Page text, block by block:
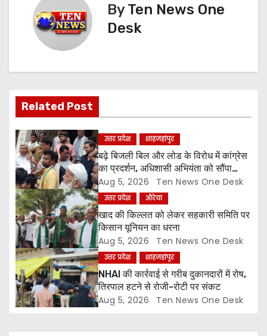
v
i
g
a
t
i
o
n
ByTen News One
Desk
Related Post
उत्तर प्रदेश शाहजहांपुर
बढ़े बिजली बिल और लोड के विरोध में कांग्रेस
का प्रदर्शन, अधिशासी अभियंता को सौंपा
ज्ञापन
Aug 5, 2026 Ten News One Desk
उत्तर प्रदेश औरेया
खाद की किल्लत को लेकर सहकारी समिति पर
किसान यूनियन का धरना
Aug 5, 2026 Ten News One Desk
उत्तर प्रदेश शाहजहांपुर
NHAI की कार्रवाई से गरीब दुकानदारों में रोष,
तिरपाल हटने से रोजी-रोटी पर संकट
Aug 5, 2026 Ten News One Desk